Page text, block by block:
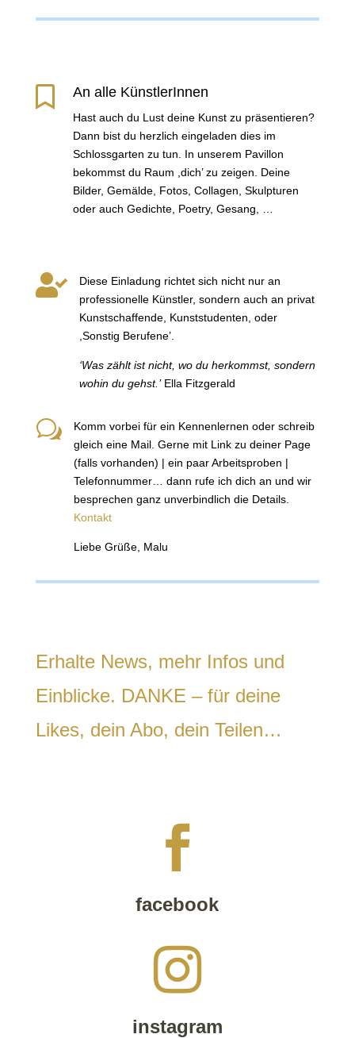
 An alle KünstlerInnen
Hast auch du Lust deine Kunst zu präsentieren?
Dann bist du herzlich eingeladen dies im
Schlossgarten zu tun. In unserem Pavillon
bekommst du Raum ,dich’ zu zeigen. Deine
Bilder, Gemälde, Fotos, Collagen, Skulpturen
oder auch Gedichte, Poetry, Gesang, …

Diese Einladung richtet sich nicht nur an
professionelle Künstler, sondern auch an privat
Kunstschaffende, Kunststudenten, oder
,Sonstig Berufene’.
‘Was zählt ist nicht, wo du herkommst, sondern
wohin du gehst.’Ella Fitzgerald
w
Komm vorbei für ein Kennenlernen oder schreib
gleich eine Mail. Gerne mit Link zu deiner Page
(falls vorhanden) | ein paar Arbeitsproben |
Telefonnummer… dann rufe ich dich an und wir
besprechen ganz unverbindlich die Details.
Kontakt
Liebe Grüße, Malu
Erhalte News, mehr Infos und
Einblicke. DANKE – für deine
Likes, dein Abo, dein Teilen…

facebook

instagram